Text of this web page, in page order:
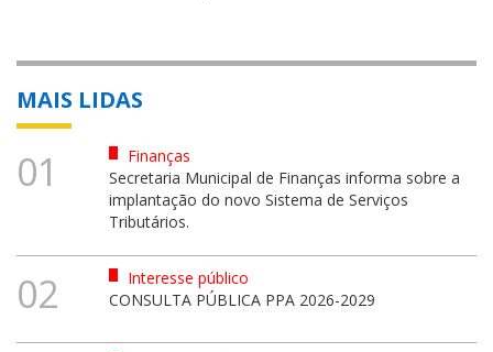
MAIS LIDAS
01
Finanças
Secretaria Municipal de Finanças informa sobre a
implantação do novo Sistema de Serviços
Tributários.
02
Interesse público
CONSULTA PÚBLICA PPA 2026-2029